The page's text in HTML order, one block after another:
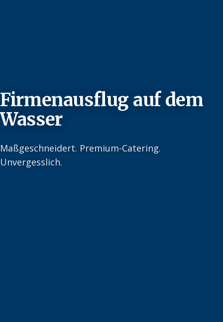
Firmenausflug auf dem
Wasser
Maßgeschneidert. Premium-Catering.
Unvergesslich.